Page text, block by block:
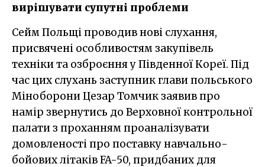
вирішувати супутні проблеми
Сейм Польщі проводив нові слухання,
присвячені особливостям закупівель
техніки та озброєння у Південної Кореї. Під
час цих слухань заступник глави польського
Міноборони Цезар Томчик заявив про
намір звернутись до Верховної контрольної
палати з проханням проаналізувати
домовленості про поставку навчально-
бойових літаків FA-50, придбаних для